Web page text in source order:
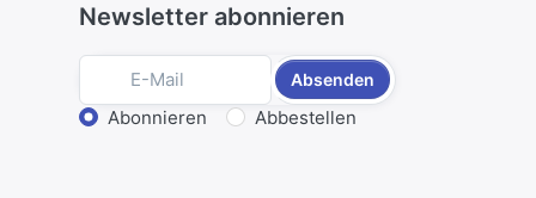
Newsletter abonnieren
Absenden
Aktion wählen
Abonnieren Abbestellen